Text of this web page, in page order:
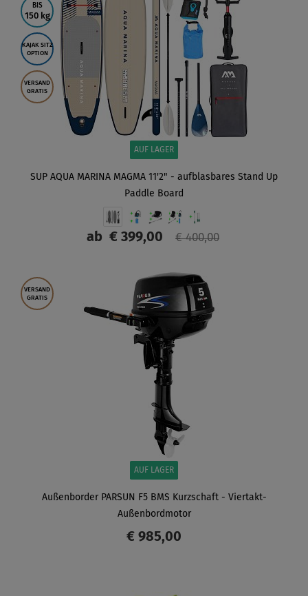
BIS
150 kg
KAJAK SITZ
OPTION
VERSAND
GRATIS
AUF LAGER
SUP AQUA MARINA MAGMA 11'2" - aufblasbares Stand Up
Paddle Board
ab € 399,00 € 400,00
ANZEIGEN
VERSAND
GRATIS
AUF LAGER
Außenborder PARSUN F5 BMS Kurzschaft - Viertakt-
Außenbordmotor
€ 985,00